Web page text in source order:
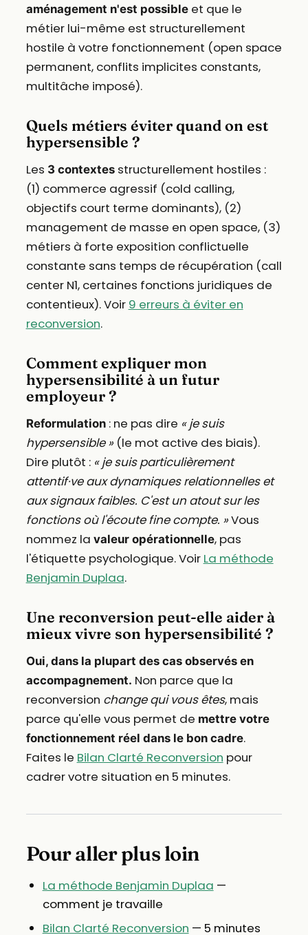
aménagement n'est possibleet que le
métier lui-même est structurellement
hostile à votre fonctionnement (open space
permanent, conflits implicites constants,
multitâche imposé).
Quels métiers éviter quand on est
hypersensible ?
Les 3 contextesstructurellement hostiles :
(1) commerce agressif (cold calling,
objectifs court terme dominants), (2)
management de masse en open space, (3)
métiers à forte exposition conflictuelle
constante sans temps de récupération (call
center N1, certaines fonctions juridiques de
contentieux). Voir 9 erreurs à éviter en
reconversion.
Comment expliquer mon
hypersensibilité à un futur
employeur ?
Reformulation: ne pas dire « je suis
hypersensible »(le mot active des biais).
Dire plutôt : « je suis particulièrement
attentif·ve aux dynamiques relationnelles et
aux signaux faibles. C'est un atout sur les
fonctions où l'écoute fine compte. »Vous
nommez la valeur opérationnelle, pas
l'étiquette psychologique. Voir La méthode
Benjamin Duplaa.
Une reconversion peut-elle aider à
mieux vivre son hypersensibilité ?
Oui, dans la plupart des cas observés en
accompagnement. Non parce que la
reconversion change qui vous êtes, mais
parce qu'elle vous permet de mettre votre
fonctionnement réel dans le bon cadre.
Faites le Bilan Clarté Reconversion pour
cadrer votre situation en 5 minutes.
Pour aller plus loin
La méthode Benjamin Duplaa —
comment je travaille
Bilan Clarté Reconversion — 5 minutes